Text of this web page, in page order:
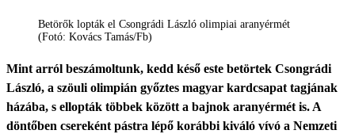
Betörők lopták el Csongrádi László olimpiai aranyérmét
(Fotó: Kovács Tamás/Fb)
Mint arról beszámoltunk, kedd késő este betörtek Csongrádi
László, a szöuli olimpián győztes magyar kardcsapat tagjának
házába, s ellopták többek között a bajnok aranyérmét is. A
döntőben csereként pástra lépő korábbi kiváló vívó a Nemzeti